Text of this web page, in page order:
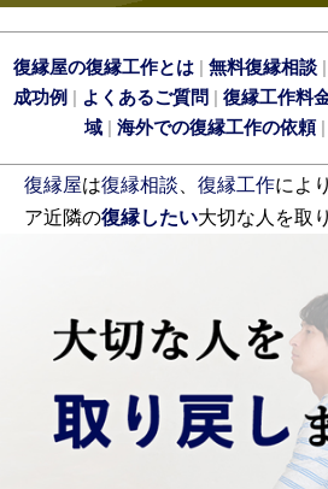
復縁屋の復縁工作とは | 無料復縁相談 |
成功例 | よくあるご質問 | 復縁工作料
域| 海外での復縁工作の依頼|
復縁屋は復縁相談 復縁工作によ
ア近隣の復縁したい大切な人を取